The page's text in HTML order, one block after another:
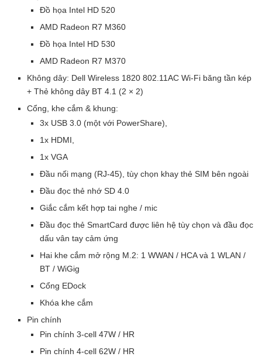
Đồ họa Intel HD 520
AMD Radeon R7 M360
Đồ họa Intel HD 530
AMD Radeon R7 M370
Không dây: Dell Wireless 1820 802.11AC Wi-Fi băng tần kép
+ Thẻ không dây BT 4.1 (2 × 2)
Cổng, khe cắm & khung:
3x USB 3.0 (một với PowerShare),
1x HDMI,
1x VGA
Đầu nối mạng (RJ-45), tùy chọn khay thẻ SIM bên ngoài
Đầu đọc thẻ nhớ SD 4.0
Giắc cắm kết hợp tai nghe / mic
Đầu đọc thẻ SmartCard được liên hệ tùy chọn và đầu đọc
dấu vân tay cảm ứng
Hai khe cắm mở rộng M.2: 1 WWAN / HCA và 1 WLAN /
BT / WiGig
Cổng EDock
Khóa khe cắm
Pin chính
Pin chính 3-cell 47W / HR
Pin chính 4-cell 62W / HR